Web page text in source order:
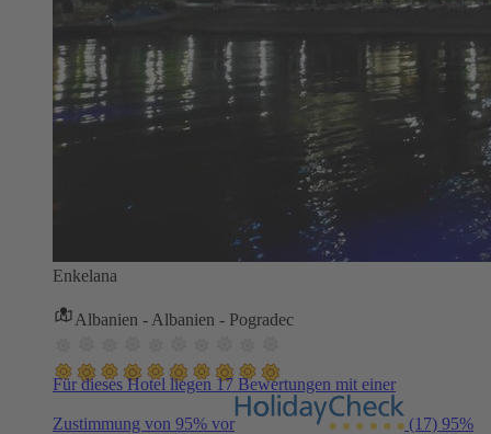
Enkelana
Albanien - Albanien - Pogradec
Für dieses Hotel liegen 17 Bewertungen mit einer
Zustimmung von 95% vor (17) 95%